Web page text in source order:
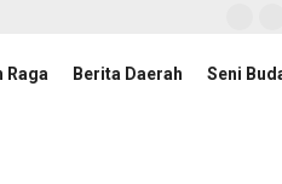
Raga Berita Daerah Seni
Lampung dan Mahasiswa UIN Raden